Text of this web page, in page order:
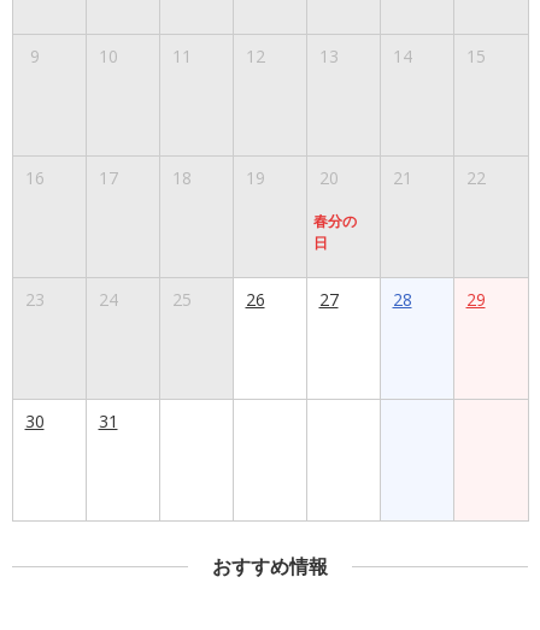
9 10 11 12 13 14 15
16 17 18 19 20
春分の
日
21 22
23 24 25 26 27 28 29
30 31
おすすめ情報